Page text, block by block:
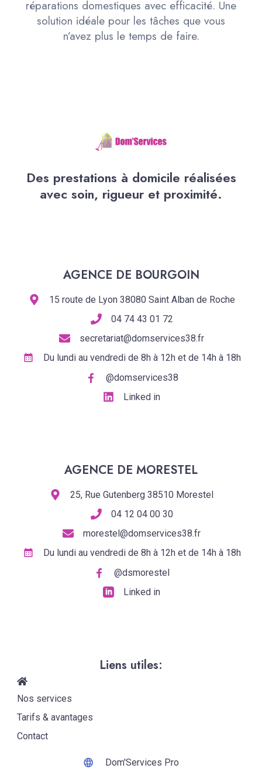
réparations domestiques avec efficacité. Une
solution idéale pour les tâches que vous
n’avez plus le temps de faire.
Des prestations à domicile réalisées
avec soin, rigueur et proximité.
AGENCE DE BOURGOIN
15 route de Lyon 38080 Saint Alban de Roche
04 74 43 01 72
secretariat@domservices38.fr
Du lundi au vendredi de 8h à 12h et de 14h à 18h
@domservices38
Linked in
AGENCE DE MORESTEL
25, Rue Gutenberg 38510 Morestel
04 12 04 00 30
morestel@domservices38.fr
Du lundi au vendredi de 8h à 12h et de 14h à 18h
@dsmorestel
Linked in
Liens utiles:
Nos services
Tarifs & avantages
Contact
Dom'Services Pro